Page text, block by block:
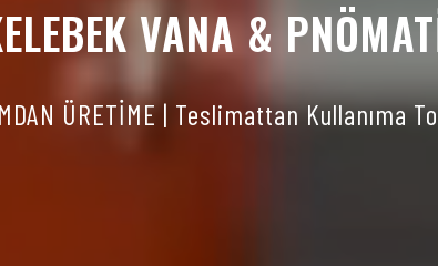
VANA &
ÜRETİME | Teslimattan Kullanıma